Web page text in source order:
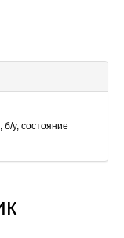
у, состояние